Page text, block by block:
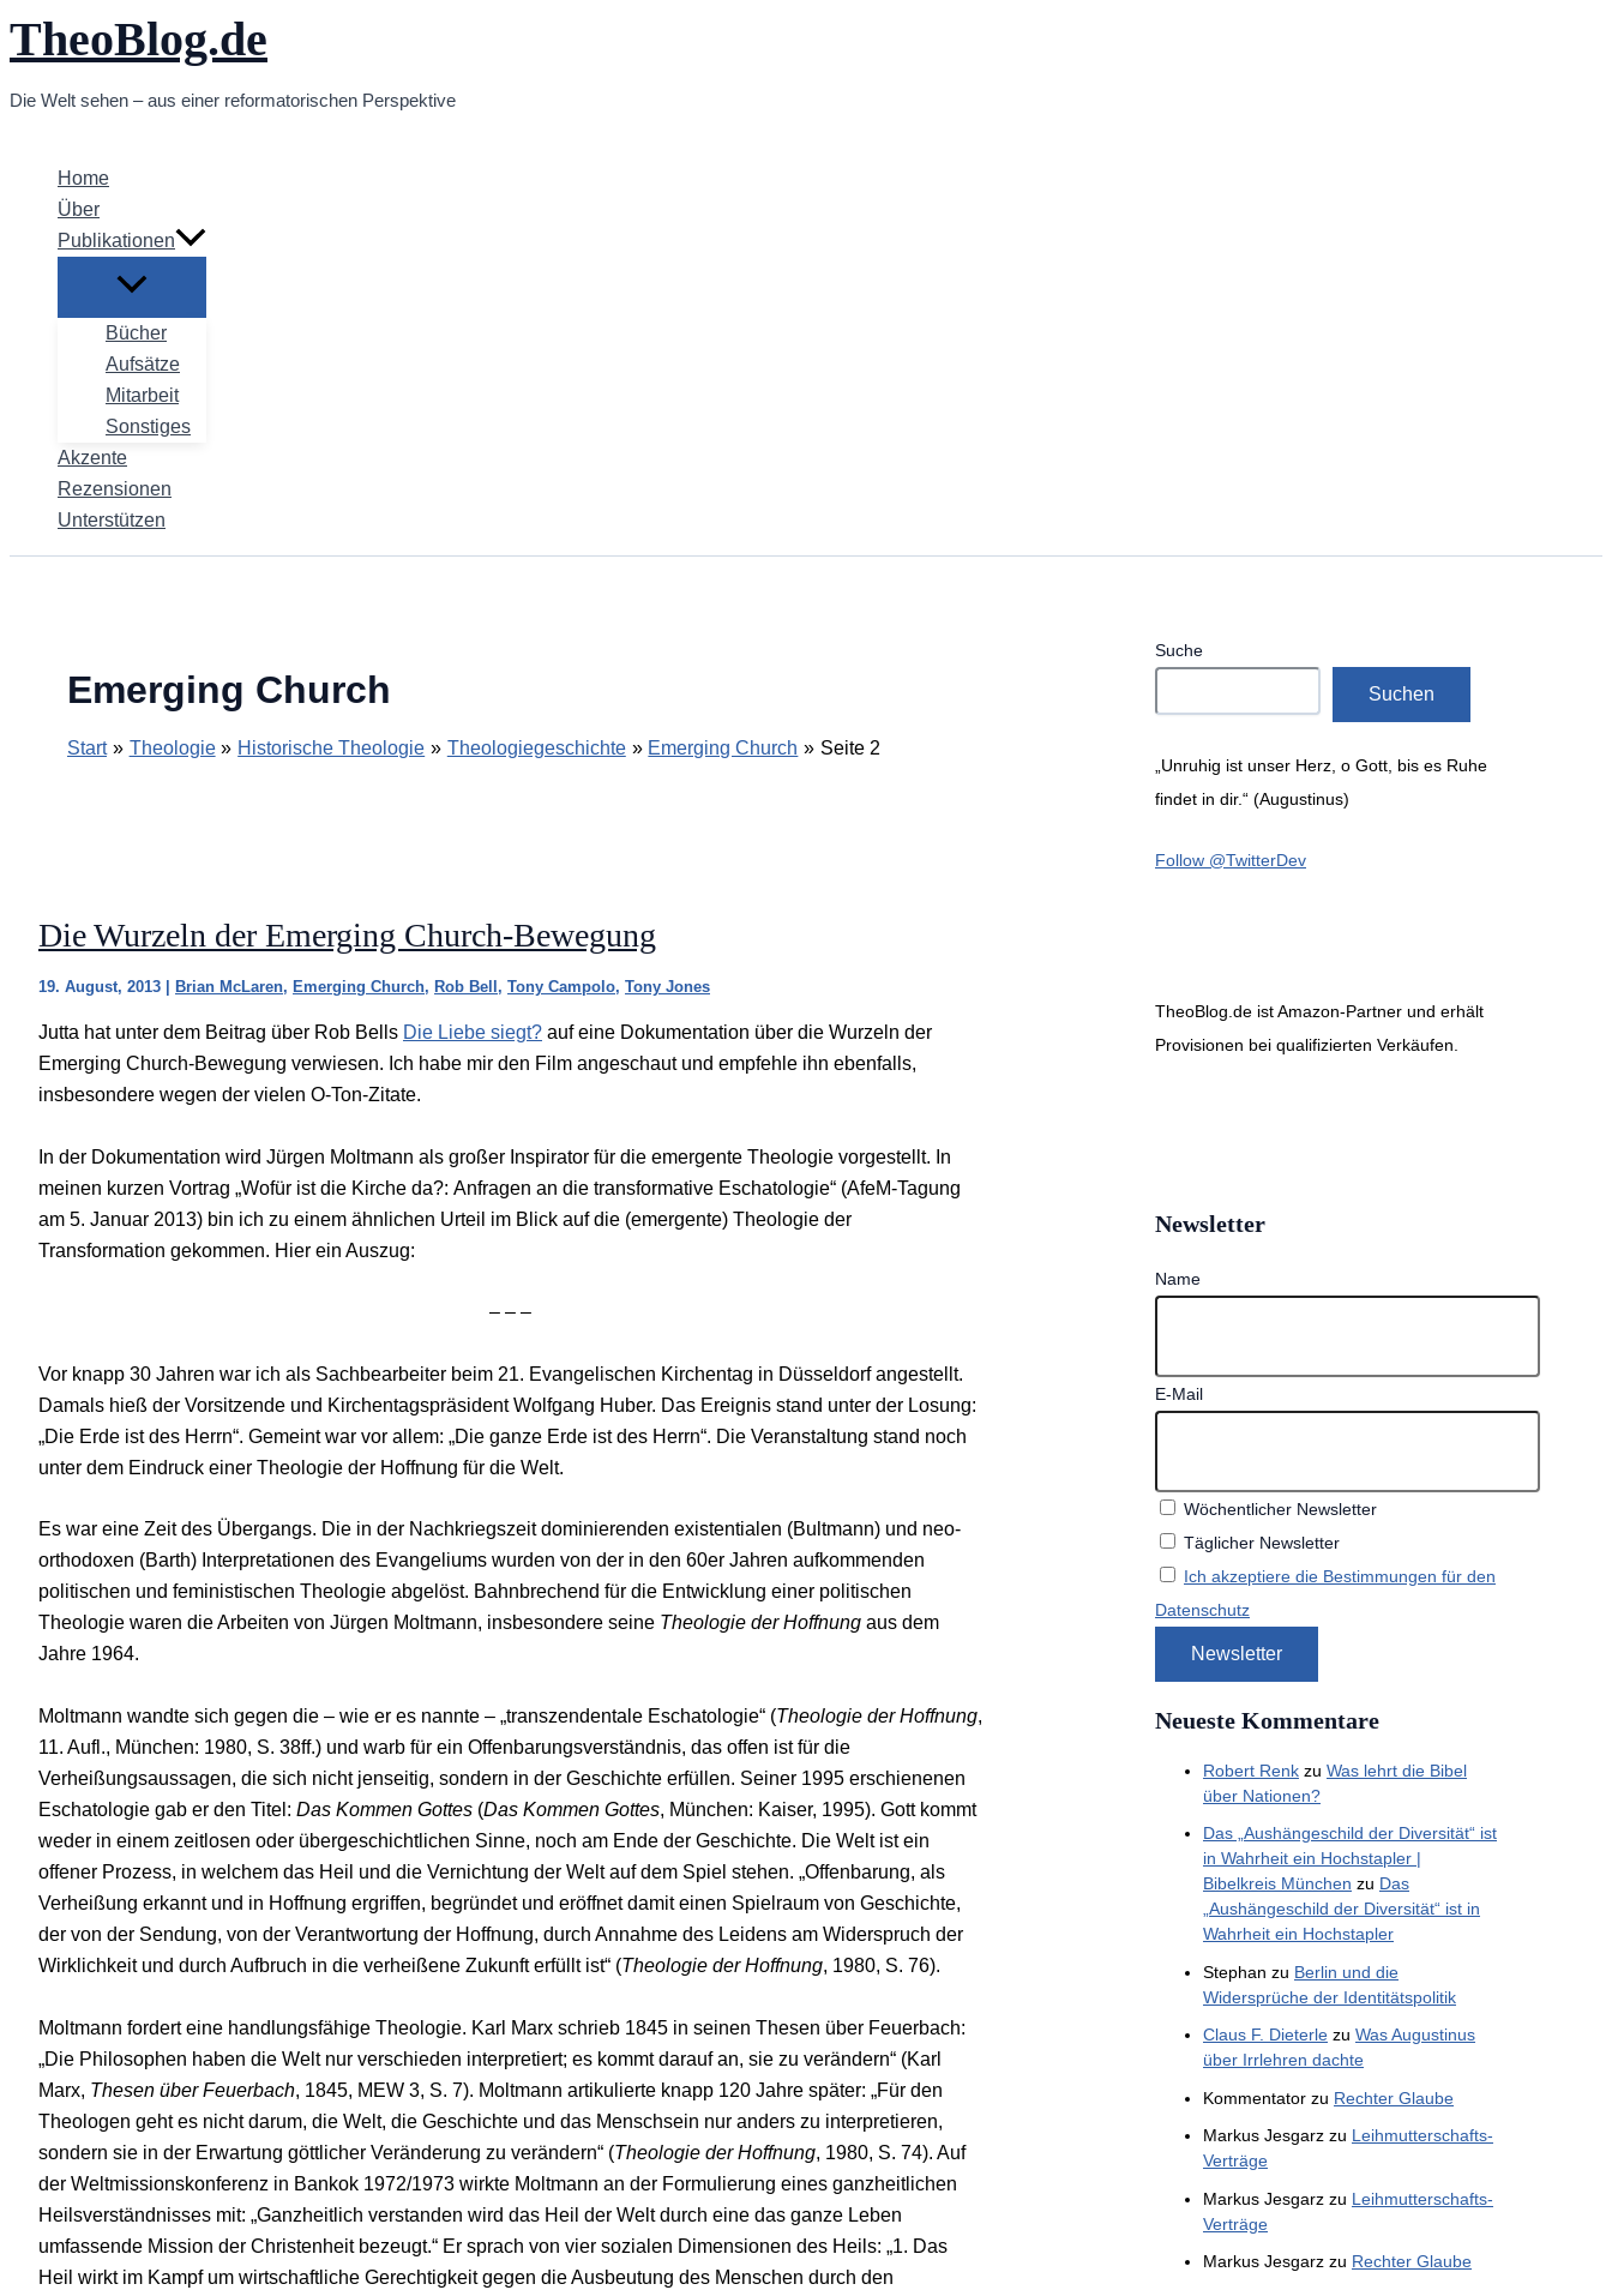
Zum
Inhalt
TheoBlog.de
Die Welt sehen – aus einer reformatorischen Perspektive
Home
Über
Publikationen
Bücher
Aufsätze
Mitarbeit
Sonstiges
Akzente
Rezensionen
Unterstützen
Emerging Church
Start Theologie Historische Theologie Theologiegeschichte Emerging Church Seite 2
Die Wurzeln der Emerging Church-Bewegung
19. August, 2013 Brian McLaren, Emerging Church, Rob Bell , Tony Campolo, Tony Jones
Jutta hat unter dem Beitrag über Rob Bells Die Liebe siegt? auf eine Dokumentation über die Wurzeln der
Emerging Church-Bewegung verwiesen. Ich habe mir den Film angeschaut und empfehle ihn ebenfalls,
insbesondere wegen der vielen O-Ton-Zitate.
In der Dokumentation wird Jürgen Moltmann als großer Inspirator für die emergente Theologie vorgestellt. In
meinen kurzen Vortrag „Wofür ist die Kirche da?: Anfragen an die transformative Eschatologie“ (AfeM-Tagung
am 5. Januar 2013) bin ich zu einem ähnlichen Urteil im Blick auf die (emergente) Theologie der
Transformation gekommen. Hier ein Auszug:
– – –
Vor knapp 30 Jahren war ich als Sachbearbeiter beim 21. Evangelischen Kirchentag in Düsseldorf angestellt.
Damals hieß der Vorsitzende und Kirchentagspräsident Wolfgang Huber. Das Ereignis stand unter der Losung:
„Die Erde ist des Herrn“. Gemeint war vor allem: „Die ganze Erde ist des Herrn“. Die Veranstaltung stand noch
unter dem Eindruck einer Theologie der Hoffnung für die Welt.
Es war eine Zeit des Übergangs. Die in der Nachkriegszeit dominierenden existentialen (Bultmann) und neo-
orthodoxen (Barth) Interpretationen des Evangeliums wurden von der in den 60er Jahren aufkommenden
politischen und feministischen Theologie abgelöst. Bahnbrechend für die Entwicklung einer politischen
Theologie waren die Arbeiten von Jürgen Moltmann, insbesondere seine Theologie der Hoffnung aus dem
Jahre 1964.
Moltmann wandte sich gegen die – wie er es nannte – „transzendentale Eschatologie“ (Theologie der Hoffnung,
11. Aufl., München: 1980, S. 38ff.) und warb für ein Offenbarungsverständnis, das offen ist für die
Verheißungsaussagen, die sich nicht jenseitig, sondern in der Geschichte erfüllen. Seiner 1995 erschienenen
Eschatologie gab er den Titel: Das Kommen Gottes (Das Kommen Gottes, München: Kaiser, 1995). Gott kommt
weder in einem zeitlosen oder übergeschichtlichen Sinne, noch am Ende der Geschichte. Die Welt ist ein
offener Prozess, in welchem das Heil und die Vernichtung der Welt auf dem Spiel stehen. „Offenbarung, als
Verheißung erkannt und in Hoffnung ergriffen, begründet und eröffnet damit einen Spielraum von Geschichte,
der von der Sendung, von der Verantwortung der Hoffnung, durch Annahme des Leidens am Widerspruch der
Wirklichkeit und durch Aufbruch in die verheißene Zukunft erfüllt ist“ (Theologie der Hoffnung, 1980, S. 76).
Moltmann fordert eine handlungsfähige Theologie. Karl Marx schrieb 1845 in seinen Thesen über Feuerbach:
„Die Philosophen haben die Welt nur verschieden interpretiert; es kommt darauf an, sie zu verändern“ (Karl
Marx, Thesen über Feuerbach, 1845, MEW 3, S. 7). Moltmann artikulierte knapp 120 Jahre später: „Für den
Theologen geht es nicht darum, die Welt, die Geschichte und das Menschsein nur anders zu interpretieren,
sondern sie in der Erwartung göttlicher Veränderung zu verändern“ (Theologie der Hoffnung, 1980, S. 74). Auf
der Weltmissionskonferenz in Bankok 1972/1973 wirkte Moltmann an der Formulierung eines ganzheitlichen
Heilsverständnisses mit: „Ganzheitlich verstanden wird das Heil der Welt durch eine das ganze Leben
umfassende Mission der Christenheit bezeugt.“ Er sprach von vier sozialen Dimensionen des Heils: „1. Das
Heil wirkt im Kampf um wirtschaftliche Gerechtigkeit gegen die Ausbeutung des Menschen durch den
Suche
Suchen
„Unruhig ist unser Herz, o Gott, bis es Ruhe
findet in dir.“ (Augustinus)
Follow @TwitterDev
TheoBlog.de ist Amazon-Partner und erhält
Provisionen bei qualifizierten Verkäufen.
Newsletter
Name
E-Mail
Wöchentlicher Newsletter
Täglicher Newsletter
Ich akzeptiere die Bestimmungen für den
Datenschutz
Neueste Kommentare
Robert Renk zu Was lehrt die Bibel
über Nationen?
Das „Aushängeschild der Diversität“ ist
in Wahrheit ein Hochstapler |
Bibelkreis München zu Das
„Aushängeschild der Diversität“ ist in
Wahrheit ein Hochstapler
Stephan zu Berlin und die
Widersprüche der Identitätspolitik
Claus F. Dieterle zu Was Augustinus
über Irrlehren dachte
Kommentator zu Rechter Glaube
Markus Jesgarz zu Leihmutterschafts-
Verträge
Markus Jesgarz zu Leihmutterschafts-
Verträge
Markus Jesgarz zu Rechter Glaube